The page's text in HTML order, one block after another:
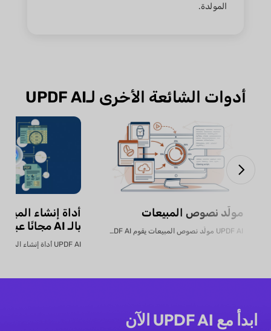
المولدة.
أدوات الشائعة الأخرى لـUPDF AI
مولّد نصوص المبيعات
UPDF AI مولّد نصوص المبيعات يقوم UPDF AI بتحويل...
أداة إنشاء
بالـ AI مجانًا عبر الإنترنت
ابدأ مع UPDF AI الآن